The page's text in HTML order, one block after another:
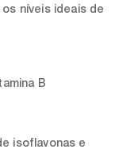
níveis ideais de
B
isoflavonas e